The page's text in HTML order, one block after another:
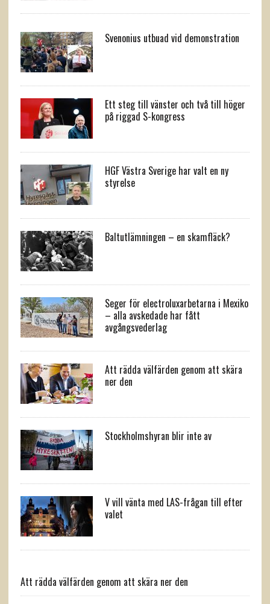
Svenonius utbuad vid demonstration
Ett steg till vänster och två till höger
på riggad S-kongress
HGF Västra Sverige har valt en ny
styrelse
Baltutlämningen – en skamfläck?
Seger för electroluxarbetarna i Mexiko
– alla avskedade har fått
avgångsvederlag
Att rädda välfärden genom att skära
ner den
Stockholmshyran blir inte av
V vill vänta med LAS-frågan till efter
valet
Att rädda välfärden genom att skära ner den